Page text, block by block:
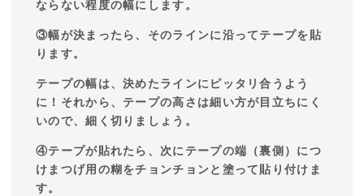
ならない程度の幅にします。
③幅が決まったら、そのラインに沿ってテープを貼
ります。
テープの幅は、決めたラインにピッタリ合うよう
に！それから、テープの高さは細い方が目立ちにく
いので、細く切りましょう。
④テープが貼れたら、次にテープの端（裏側）につ
けまつげ用の糊をチョンチョンと塗って貼り付けま
す。